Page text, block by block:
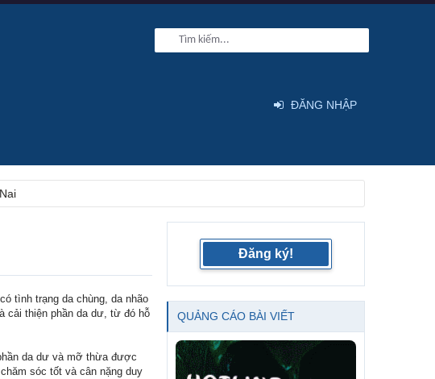
tình trạng da chùng, da nhão
cải thiện phần da dư, từ đó hỗ
da dư và mỡ thừa được
sóc tốt và cân nặng duy
Đăng ký!
QUẢNG CÁO BÀI VIẾT
ĐĂNG NHẬP